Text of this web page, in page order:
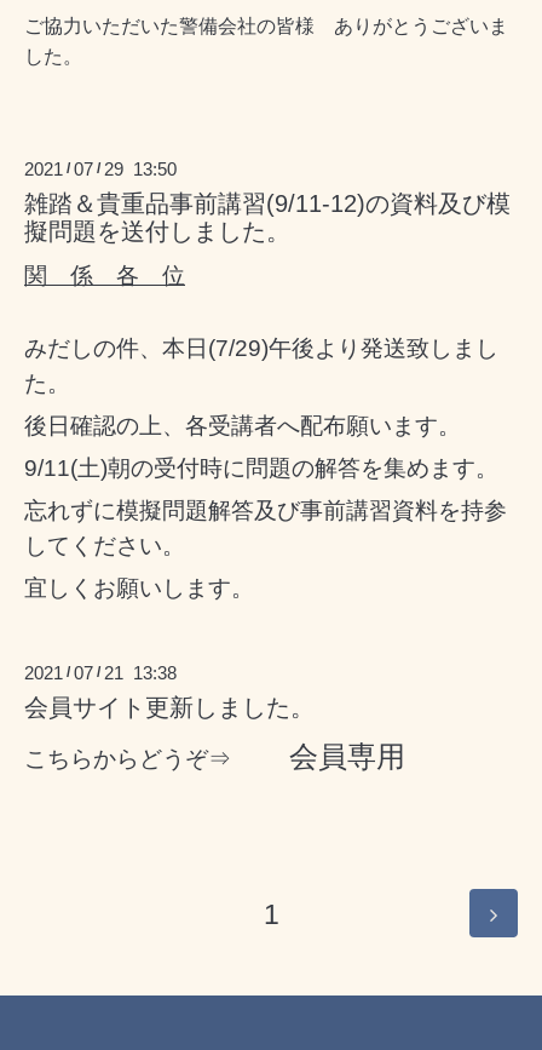
ご協力いただいた警備会社の皆様 ありがとうございま
した。
2021 /07 / 29 13:50
雑踏＆貴重品事前講習(9/11-12)の資料及び模
擬問題を送付しました。
関 係 各 位
みだしの件、本日(7/29)午後より発送致しまし
た。
後日確認の上、各受講者へ配布願います。
9/11(土)朝の受付時に問題の解答を集めます。
忘れずに模擬問題解答及び事前講習資料を持参
してください。
宜しくお願いします。
2021 /07 / 21 13:38
会員サイト更新しました。
こちらからどうぞ⇒ 会員専用
1